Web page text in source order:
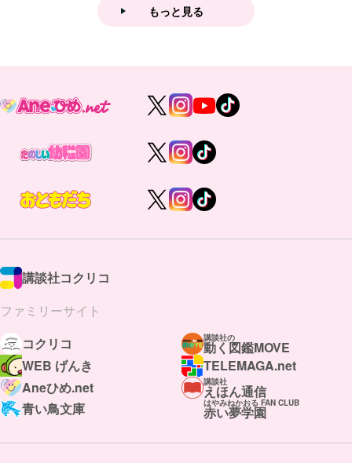
もっと見る
講談社コクリコ
ファミリーサイト
コクリコ
講談社の
動く図鑑MOVE
WEB げんき
TELEMAGA.net
Aneひめ.net
講談社
えほん通信
青い鳥文庫
はやみねかおる FAN CLUB
赤い夢学園